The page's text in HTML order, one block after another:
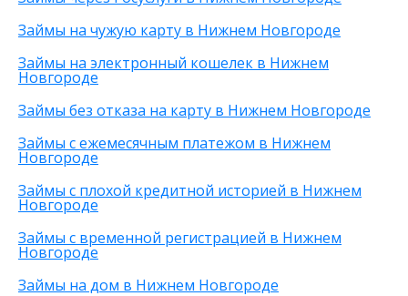
На зарплатную карту
По телефону
Через Телеграм
На Webmoney
Через Золотую Корону
На карту круглосуточно
Через приложение
На карту Моментум
Не выходя из дома
на Яндекс деньги
На дому срочно
На Сберкнижку
Без процентов
С высоким одобрением
Без залога
Без посредников
Без посещения офиса
Без звонков
15 000 рублей
30 000 рублей
8 000 рублей
500 рублей
Займы на чужую карту в Нижнем Новгороде
Займы на электронный кошелек в Нижнем
Новгороде
Займы без отказа на карту в Нижнем Новгороде
Займы с ежемесячным платежом в Нижнем
Новгороде
Займы с плохой кредитной историей в Нижнем
Новгороде
Займы с временной регистрацией в Нижнем
Новгороде
Займы на дом в Нижнем Новгороде